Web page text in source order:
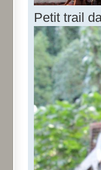
Petit trail